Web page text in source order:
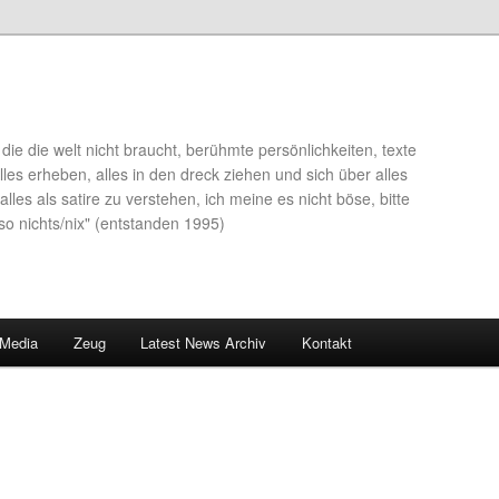
die welt nicht braucht, berühmte persönlichkeiten, texte
erheben, alles in den dreck ziehen und sich über alles
als satire zu verstehen, ich meine es nicht böse, bitte
nichts/nix" (entstanden 1995)
Zeug Latest News Archiv Kontakt